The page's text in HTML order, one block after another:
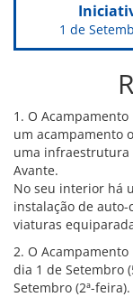
1 de
1. O
um acampamento
uma infraestrutura
Avante.
No seu interior há
instalação de
viaturas
2. O
dia 1 de Setembro
Setembro (2ª-feira).